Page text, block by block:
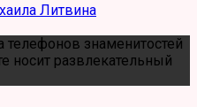
Литвина
знаменитостей
носит развлекательный